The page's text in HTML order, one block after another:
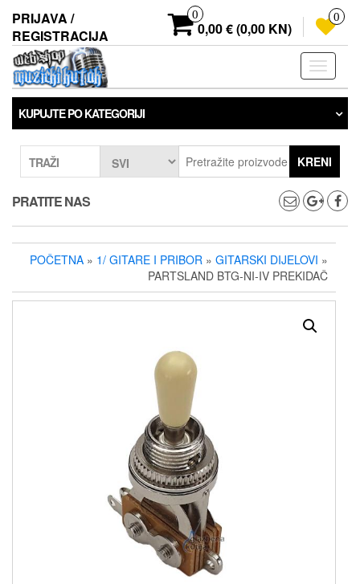
sadržaj
PRIJAVA /
REGISTRACIJA
0
0,00 € (0,00 KN)
0
KUPUJTE PO KATEGORIJI
TRAŽI KRENI
PRATITE NAS
POČETNA » 1/ GITARE I PRIBOR » GITARSKI DIJELOVI »
PARTSLAND BTG-NI-IV PREKIDAČ